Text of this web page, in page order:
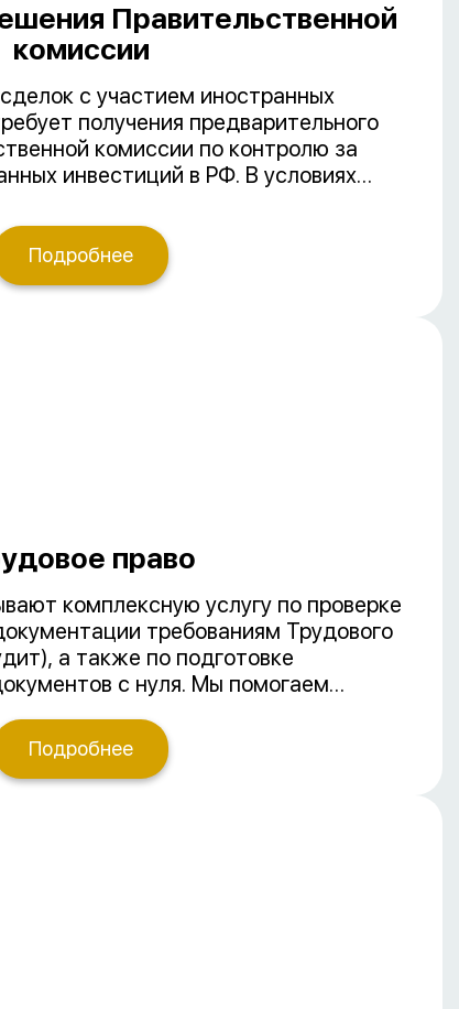
Правительственной
комиссии
с участием иностранных
получения предварительного
комиссии по контролю за
инвестиций в РФ. В условиях
регламентирующих документов
нововведения,
базу и проявлять
Подробнее
право
комплексную услугу по проверке
требованиям Трудового
а также по подготовке
с нуля. Мы помогаем
управления персоналом и обеспечить
Подробнее